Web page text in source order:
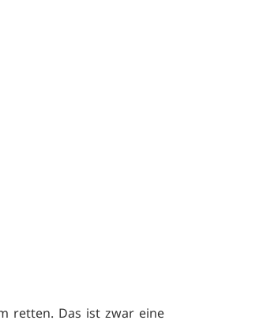
retten. Das ist zwar eine